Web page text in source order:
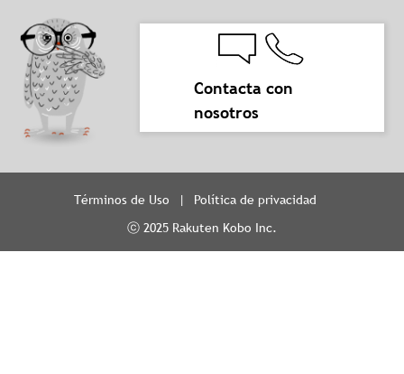
Contacta con
nosotros
Términos de Uso
Política de privacidad
ⓒ 2025 Rakuten Kobo Inc.